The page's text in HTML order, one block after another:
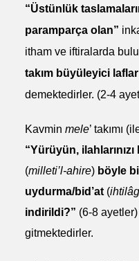
“Üstünlük
paramparça olan”
itham ve iftiralarda
takım büyüleyici
demektedirler. (2-4
Kavmin mele’ takımı
“Yürüyün,
(milleti’l-ahire)böyle
uydurma/bid’at (ihtilâg
indirildi?” (6-8
gitmektedirler.